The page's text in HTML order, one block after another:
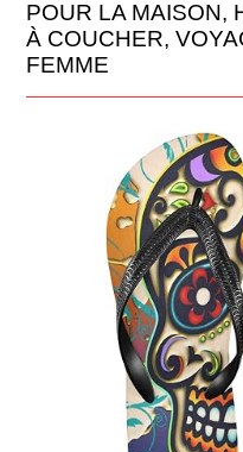
POUR LA MAISON,
À COUCHER,
FEMME